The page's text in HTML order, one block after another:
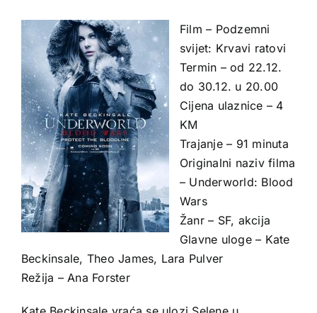
Film – Podzemni
svijet: Krvavi ratovi
Termin – od 22.12.
do 30.12. u 20.00
Cijena ulaznice – 4
KM
Trajanje – 91 minuta
Originalni naziv filma
– Underworld: Blood
Wars
Žanr – SF, akcija
Glavne uloge – Kate
Beckinsale, Theo James, Lara Pulver
Režija – Ana Forster